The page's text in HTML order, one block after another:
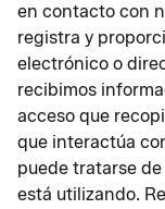
en contacto con
registra y
electrónico o
recibimos
acceso que
que interactúa
puede tratarse
está utilizando.